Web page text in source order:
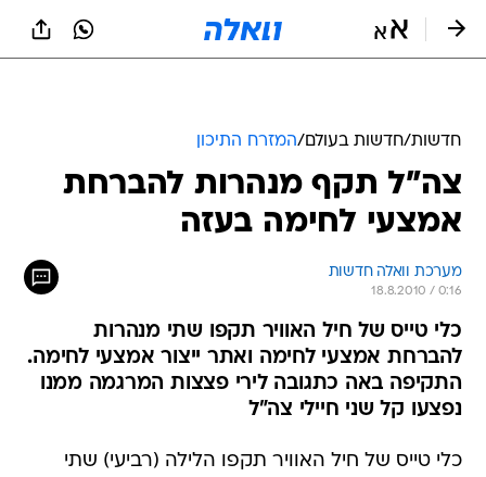
חדשות/חדשות בעולם/המזרח התיכון
צה"ל תקף מנהרות להברחת
אמצעי לחימה בעזה
מערכת וואלה חדשות
18.8.2010 / 0:16
כלי טייס של חיל האוויר תקפו שתי מנהרות
להברחת אמצעי לחימה ואתר ייצור אמצעי לחימה.
התקיפה באה כתגובה לירי פצצות המרגמה ממנו
נפצעו קל שני חיילי צה"ל
כלי טייס של חיל האוויר תקפו הלילה (רביעי) שתי